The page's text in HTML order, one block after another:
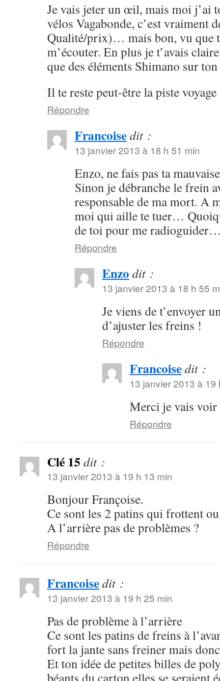
Je vais jeter un œil, mais moi j’ai
vélos Vagabonde, c’est vraiment
Qualité/prix)… mais bon, vu que
m’écouter. En plus je t’avais
que des éléments Shimano sur
Il te reste peut-être la piste
Répondre
Francoisedit :
13 janvier 2013 à 18 h 51 min
Enzo, ne fais pas ta
Sinon je débranche le frein
responsable de ma mort. A
moi qui aille te tuer…
de toi pour me
Répondre
Enzo dit :
13 janvier 2013 à 18 h 55
Je viens de t’envoyer
d’ajuster les freins !
Répondre
Francoisedit :
13 janvier 2013 à 19
Merci je vais voir
Répondre
Clé 15 dit :
13 janvier 2013 à 19 h 13 min
Bonjour Françoise.
Ce sont les 2 patins qui frottent
A l’arrière pas de problèmes ?
Répondre
Francoisedit :
13 janvier 2013 à 19 h 25 min
Pas de problème à l’arrière
Ce sont les patins de freins à
fort la jante sans freiner mais
Et ton idée de petites billes de
béants du carton elles se seraient